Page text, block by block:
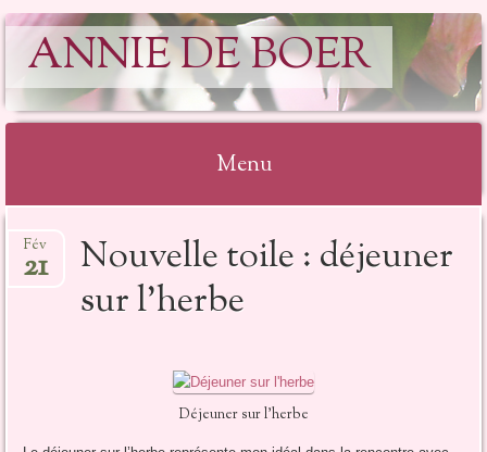
ANNIE DE BOER
Menu
au
Nouvelle toile : déjeuner
sur l’herbe
Fév
21
Déjeuner sur l’herbe